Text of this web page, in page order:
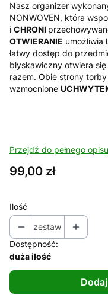
Nasz organizer
NONWOVEN, która
i CHRONI
OTWIERANIE umożliwia
łatwy dostęp do
błyskawiczny otwiera
razem. Obie strony
wzmocnione
Przejdź do pełnego opisu
Cena
99,00 zł
Ilość
zestaw
Dostępność:
duża ilość